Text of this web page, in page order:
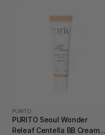
PURITO
PURITO Seoul Wonder
Releaf Centella BB Cream